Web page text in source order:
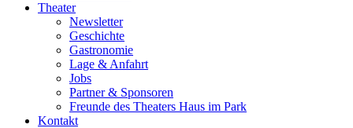
Theater
Newsletter
Geschichte
Gastronomie
Lage & Anfahrt
Jobs
Partner & Sponsoren
Freunde des Theaters Haus im Park
Kontakt